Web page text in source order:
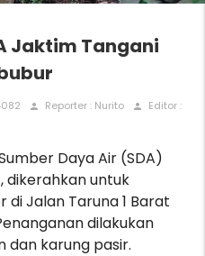
Jaktim Tangani
person Reporter : Nurito person
Editor :
Daya Air (SDA)
dikerahkan untuk
Jalan Taruna 1 Barat
dilakukan
dan karung pasir.